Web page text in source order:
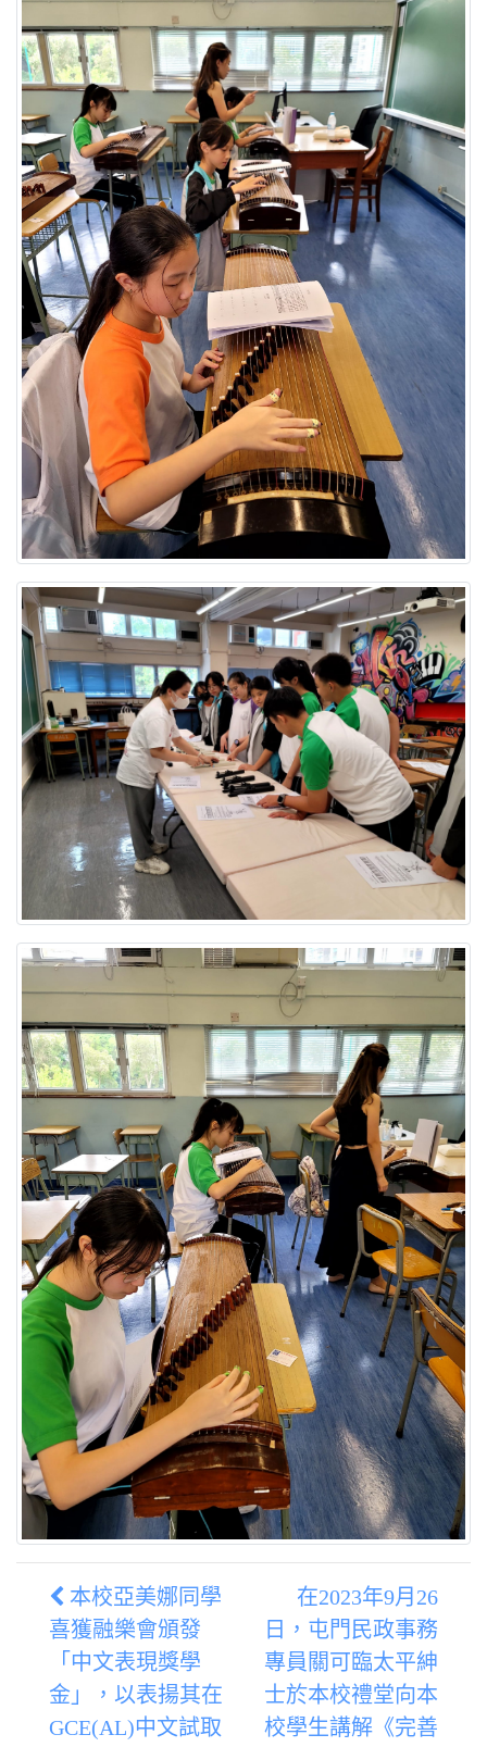
本校亞美娜同學
喜獲融樂會頒發
「中文表現獎學
金」，以表揚其在
GCE(AL)中文試取
在2023年9月26
日，屯門民政事務
專員關可臨太平紳
士於本校禮堂向本
校學生講解《完善